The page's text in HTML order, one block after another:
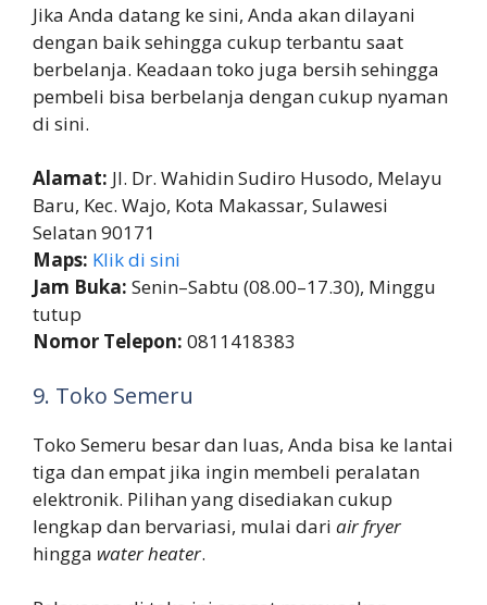
Jika Anda datang ke sini, Anda akan dilayani
dengan baik sehingga cukup terbantu saat
berbelanja. Keadaan toko juga bersih sehingga
pembeli bisa berbelanja dengan cukup nyaman
di sini.
Alamat: Jl. Dr. Wahidin Sudiro Husodo, Melayu
Baru, Kec. Wajo, Kota Makassar, Sulawesi
Selatan 90171
Maps: Klik di sini
Jam Buka: Senin–Sabtu (08.00–17.30), Minggu
tutup
Nomor Telepon: 0811418383
9. Toko Semeru
Toko Semeru besar dan luas, Anda bisa ke lantai
tiga dan empat jika ingin membeli peralatan
elektronik. Pilihan yang disediakan cukup
lengkap dan bervariasi, mulai dari air fryer
hingga water heater.